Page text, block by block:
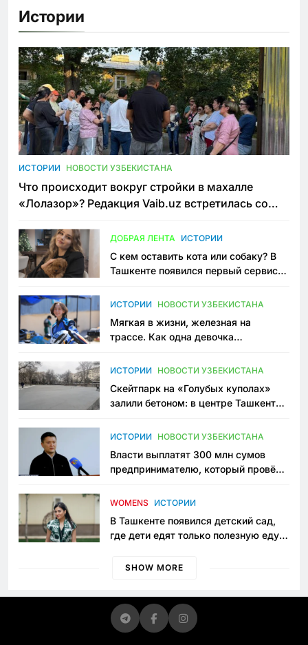
Истории
ИСТОРИИ НОВОСТИ УЗБЕКИСТАНА
Что происходит вокруг стройки в махалле
«Лолазор»? Редакция Vaib.uz встретилась со
ДОБРАЯ ЛЕНТА ИСТОРИИ
С кем оставить кота или собаку? В
Ташкенте появился первый сервис
ИСТОРИИ НОВОСТИ УЗБЕКИСТАНА
Мягкая в жизни, железная на
трассе. Как одна девочка
Узбекистане
ИСТОРИИ НОВОСТИ УЗБЕКИСТАНА
Скейтпарк на «Голубых куполах»
залили бетоном: в центре Ташкента
пространство
ИСТОРИИ НОВОСТИ УЗБЕКИСТАНА
Власти выплатят 300 млн сумов
предпринимателю, который провёл
приговору
WOMENS ИСТОРИИ
В Ташкенте появился детский сад,
где дети едят только полезную еду.
просить «кашу без сахара»
SHOW MORE